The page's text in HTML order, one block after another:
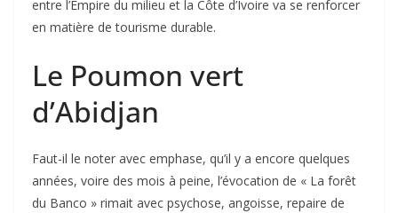
entre l’Empire du milieu et la Côte d’Ivoire va se renforcer
en matière de tourisme durable.
Le Poumon vert
d’Abidjan
Faut-il le noter avec emphase, qu’il y a encore quelques
années, voire des mois à peine, l’évocation de « La forêt
du Banco » rimait avec psychose, angoisse, repaire de